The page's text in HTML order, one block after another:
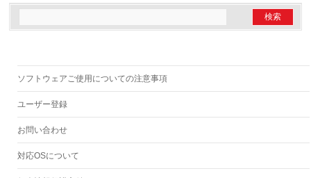
ソフトウェアご使用についての注意事項
ユーザー登録
お問い合わせ
対応OSについて